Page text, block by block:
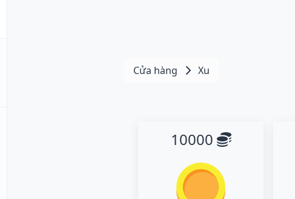
Cửa hàng Xu
10000